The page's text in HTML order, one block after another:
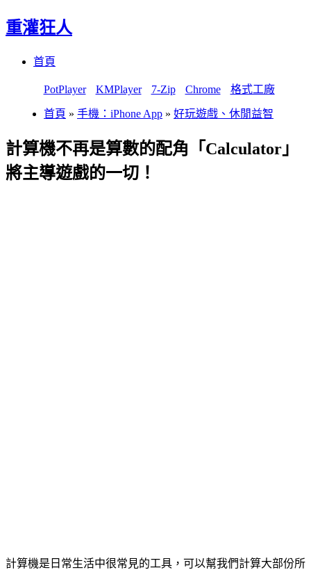
重灌狂人
首頁
PotPlayer KMPlayer 7-Zip Chrome 格式工廠
首頁 » 手機：iPhone App » 好玩遊戲、休閒益智
計算機不再是算數的配角「Calculator」
將主導遊戲的一切！
計算機是日常生活中很常見的工具，可以幫我們計算大部份所